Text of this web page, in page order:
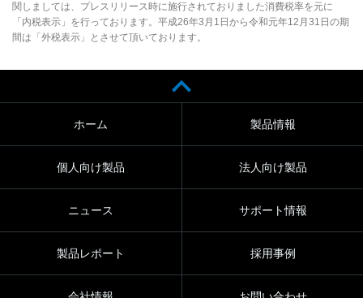
関しましては、プレスリリース時に施行されておりました消費税率を元に
「内税表示」を行っております。平成26年3月1日から令和元年12月31日の期
間は「外税表示」とさせて頂いております。
ホーム 製品情報
個人向け製品 法人向け製品
ニュース サポート情報
製品レポート 採用事例